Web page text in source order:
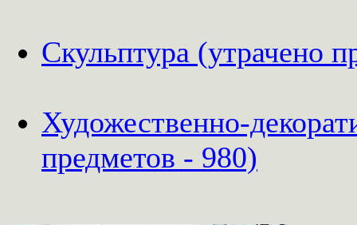
Скульптура (утрачено
Художественно-
предметов - 980)